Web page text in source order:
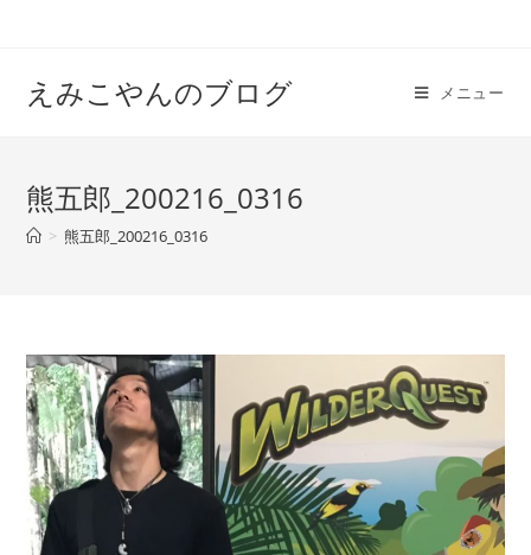
えみこやんのブログ メニュー
熊五郎_200216_0316
> 熊五郎_200216_0316